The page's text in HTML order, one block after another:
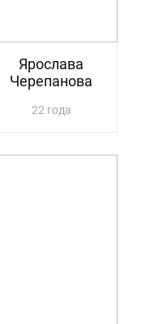
Ярослава
Черепанова
22 года